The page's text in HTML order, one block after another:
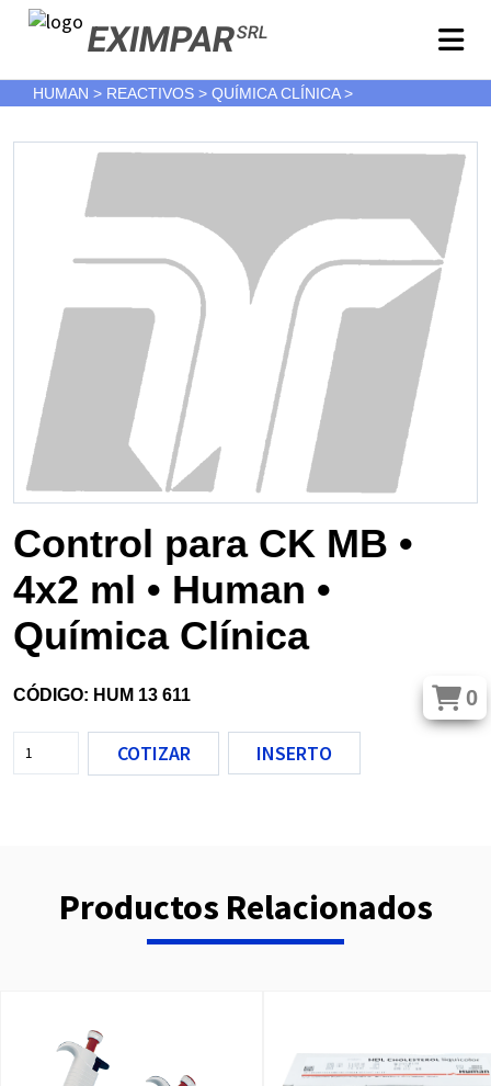
EXIMPARSRL
HUMAN > REACTIVOS > QUÍMICA CLÍNICA >
Control para CK MB •
4x2 ml • Human •
Química Clínica
CÓDIGO: HUM 13 611
COTIZAR INSERTO
Productos Relacionados
0